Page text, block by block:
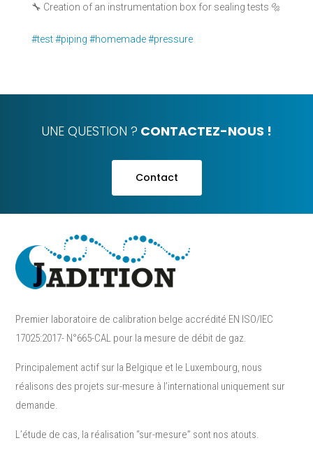
🔧 Creation of an instrumentation box for sealing tests 🔩
#test #piping #homemade #pressure
UNE QUESTION ? CONTACTEZ-NOUS !
Contact
Premier laboratoire de calibration belge accrédité EN ISO/IEC
17025:2017- N°665-CAL pour la mesure de débit de gaz.
Principalement actif sur la Belgique et le Luxembourg, nous
réalisons des projets sur-mesure à l’international uniquement sur
demande.
L’étude de cas, la réalisation “sur-mesure”​ sont nos atouts.